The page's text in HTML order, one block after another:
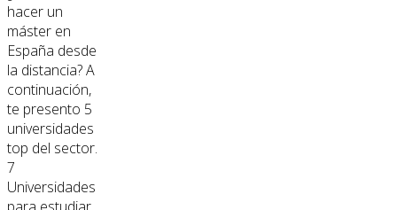
hacer un
máster en
España desde
la distancia? A
continuación,
te presento 5
universidades
top del sector.
7
Universidades